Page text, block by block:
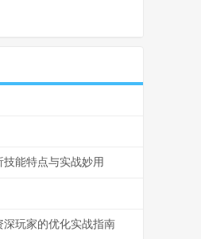
能特点与实战妙用
玩家的优化实战指南